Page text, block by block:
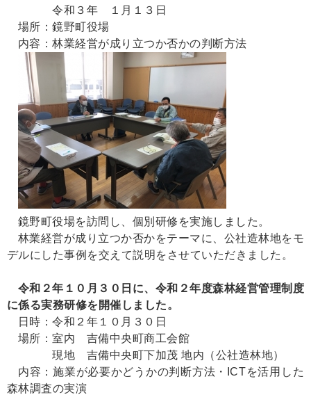
令和３年 １月１３日
場所：鏡野町役場
内容：林業経営が成り立つか否かの判断方法
鏡野町役場を訪問し、個別研修を実施しました。
林業経営が成り立つか否かをテーマに、公社造林地をモ
デルにした事例を交えて説明をさせていただきました。
令和２年１０月３０日に、令和２年度森林経営管理制度
に係る実務研修を開催しました。
日時：令和２年１０月３０日
場所：室内 吉備中央町商工会館
現地 吉備中央町下加茂 地内（公社造林地）
内容：施業が必要かどうかの判断方法・ICTを活用した
森林調査の実演